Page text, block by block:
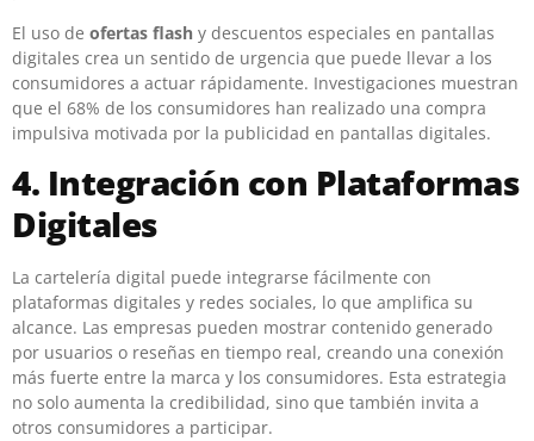
El uso de ofertas flash y descuentos especiales en pantallas
digitales crea un sentido de urgencia que puede llevar a los
consumidores a actuar rápidamente. Investigaciones muestran
que el 68% de los consumidores han realizado una compra
impulsiva motivada por la publicidad en pantallas digitales.
4. Integración con Plataformas
Digitales
La cartelería digital puede integrarse fácilmente con
plataformas digitales y redes sociales, lo que amplifica su
alcance. Las empresas pueden mostrar contenido generado
por usuarios o reseñas en tiempo real, creando una conexión
más fuerte entre la marca y los consumidores. Esta estrategia
no solo aumenta la credibilidad, sino que también invita a
otros consumidores a participar.